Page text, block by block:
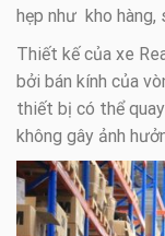
hẹp như kho hàng,
Thiết kế của xe
bởi bán kính của
thiết bị có thể
không gây ảnh